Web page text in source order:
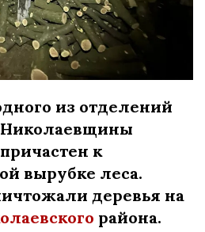
из отделений
к
вырубке леса.
деревья на
района.